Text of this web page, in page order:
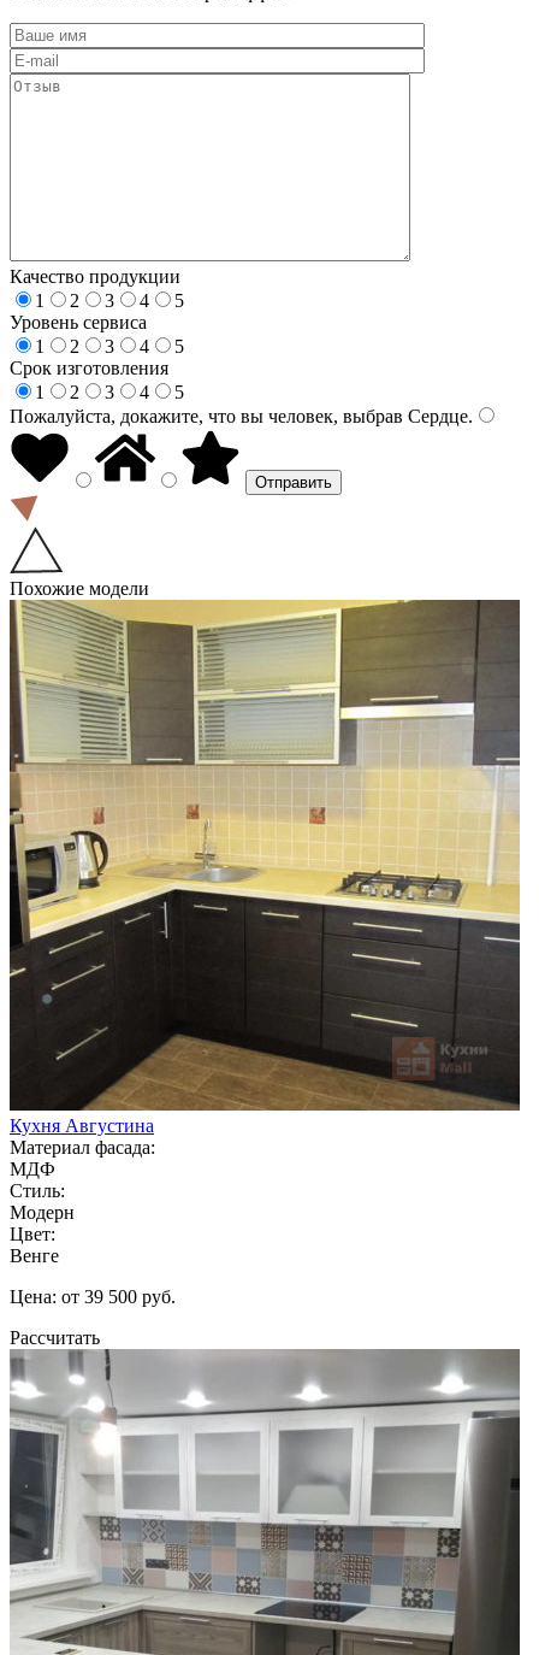
Качество продукции
1
2 3 4
5
Уровень сервиса
1
2 3 4
5
Срок изготовления
1
2 3 4
5
Пожалуйста, докажите, что вы человек, выбрав Сердце.
Похожие модели
Кухня Августина
Материал фасада:
МДФ
Стиль:
Модерн
Цвет:
Венге
Цена: от 39 500 руб.
Рассчитать